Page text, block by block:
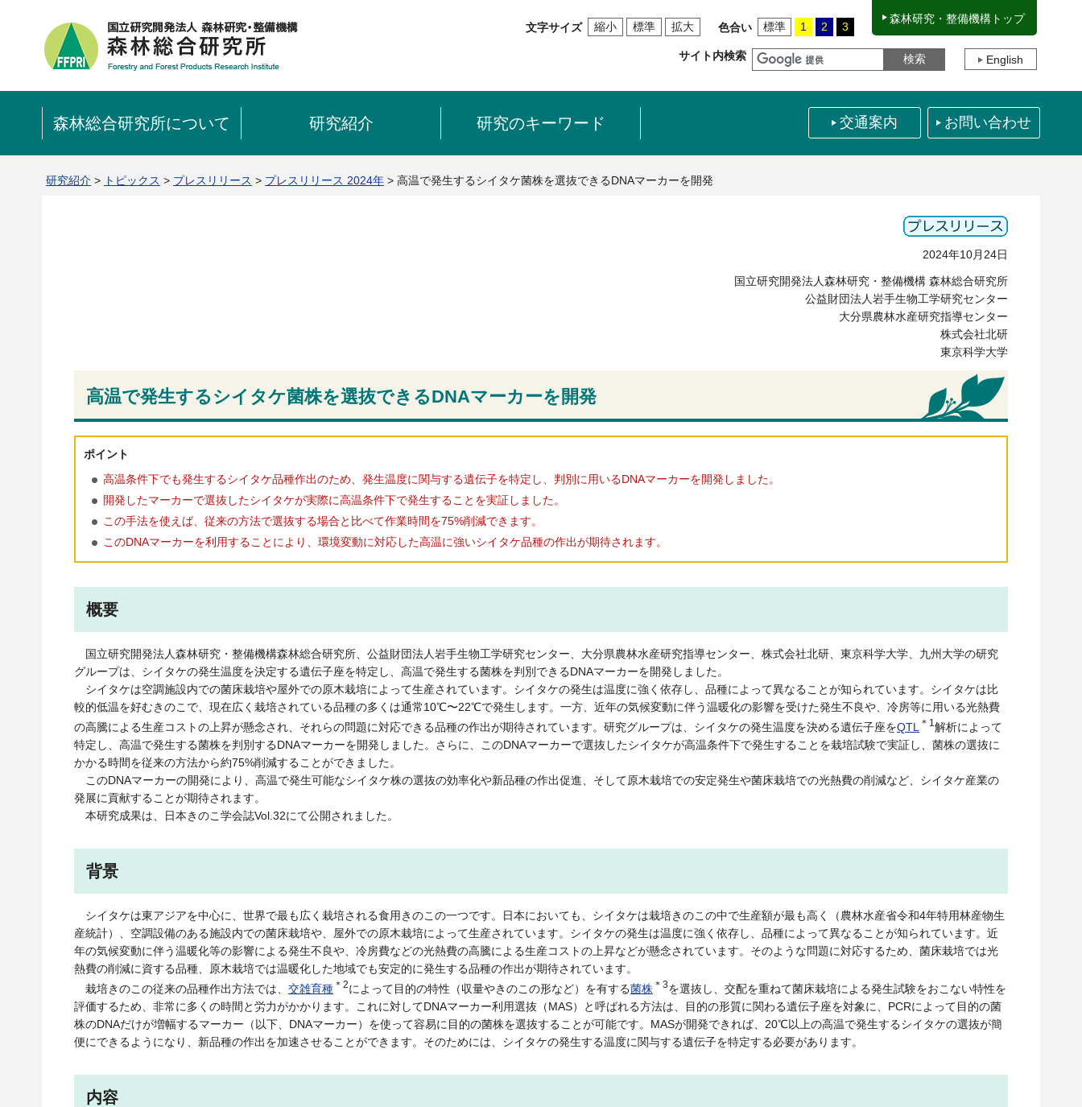
文字サイズ 縮小 標準 拡大 色合い 標準 1 2 3
森林研究・整備機構トップ
サイト内検索 English
森林総合研究所について 研究紹介 研究のキーワード 交通案内 お問い合わせ
研究紹介 > トピックス > プレスリリース > プレスリリース 2024年 > 高温で発生するシイタケ菌株を選抜できるDNAマーカーを開発
2024年10月24日
国立研究開発法人森林研究・整備機構 森林総合研究所
公益財団法人岩手生物工学研究センター
大分県農林水産研究指導センター
株式会社北研
東京科学大学
高温で発生するシイタケ菌株を選抜できるDNAマーカーを開発
ポイント
高温条件下でも発生するシイタケ品種作出のため、発生温度に関与する遺伝子を特定し、判別に用いるDNAマーカーを開発しました。
開発したマーカーで選抜したシイタケが実際に高温条件下で発生することを実証しました。
この手法を使えば、従来の方法で選抜する場合と比べて作業時間を75%削減できます。
このDNAマーカーを利用することにより、環境変動に対応した高温に強いシイタケ品種の作出が期待されます。
概要
国立研究開発法人森林研究・整備機構森林総合研究所、公益財団法人岩手生物工学研究センター、大分県農林水産研究指導センター、株式会社北研、東京科学大学、九州大学の研究
グループは、シイタケの発生温度を決定する遺伝子座を特定し、高温で発生する菌株を判別できるDNAマーカーを開発しました。
シイタケは空調施設内での菌床栽培や屋外での原木栽培によって生産されています。シイタケの発生は温度に強く依存し、品種によって異なることが知られています。シイタケは比
較的低温を好むきのこで、現在広く栽培されている品種の多くは通常10℃〜22℃で発生します。一方、近年の気候変動に伴う温暖化の影響を受けた発生不良や、冷房等に用いる光熱費
の高騰による生産コストの上昇が懸念され、それらの問題に対応できる品種の作出が期待されています。研究グループは、シイタケの発生温度を決める遺伝子座をQTL ＊1 解析によって
特定し、高温で発生する菌株を判別するDNAマーカーを開発しました。さらに、このDNAマーカーで選抜したシイタケが高温条件下で発生することを栽培試験で実証し、菌株の選抜に
かかる時間を従来の方法から約75%削減することができました。
このDNAマーカーの開発により、高温で発生可能なシイタケ株の選抜の効率化や新品種の作出促進、そして原木栽培での安定発生や菌床栽培での光熱費の削減など、シイタケ産業の
発展に貢献することが期待されます。
本研究成果は、日本きのこ学会誌Vol.32にて公開されました。
背景
シイタケは東アジアを中心に、世界で最も広く栽培される食用きのこの一つです。日本においても、シイタケは栽培きのこの中で生産額が最も高く（農林水産省令和4年特用林産物生
産統計）、空調設備のある施設内での菌床栽培や、屋外での原木栽培によって生産されています。シイタケの発生は温度に強く依存し、品種によって異なることが知られています。近
年の気候変動に伴う温暖化等の影響による発生不良や、冷房費などの光熱費の高騰による生産コストの上昇などが懸念されています。そのような問題に対応するため、菌床栽培では光
熱費の削減に資する品種、原木栽培では温暖化した地域でも安定的に発生する品種の作出が期待されています。
栽培きのこの従来の品種作出方法では、 交雑育種 ＊2によって目的の特性（収量やきのこの形など）を有する菌株 ＊3を選抜し、交配を重ねて菌床栽培による発生試験をおこない特性を
評価するため、非常に多くの時間と労力がかかります。これに対してDNAマーカー利用選抜（MAS）と呼ばれる方法は、目的の形質に関わる遺伝子座を対象に、PCRによって目的の菌
株のDNAだけが増幅するマーカー（以下、DNAマーカー）を使って容易に目的の菌株を選抜することが可能です。MASが開発できれば、20℃以上の高温で発生するシイタケの選抜が簡
便にできるようになり、新品種の作出を加速させることができます。そのためには、シイタケの発生する温度に関与する遺伝子を特定する必要があります。
内容